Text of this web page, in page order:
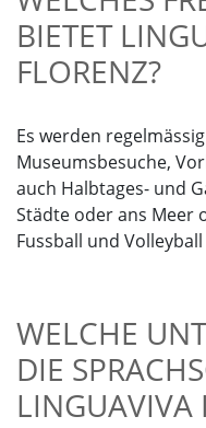
BIETET
FLORENZ?
Es werden
Museumsbesuche,
auch Halbtages- und
Städte oder ans Meer
Fussball und
WELCHE
DIE
LINGUAVIVA